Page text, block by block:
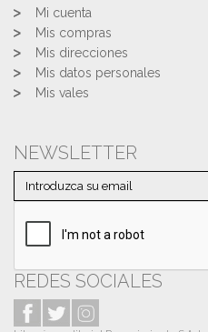
Mi cuenta
Mis compras
Mis direcciones
Mis datos personales
Mis vales
NEWSLETTER
REDES SOCIALES